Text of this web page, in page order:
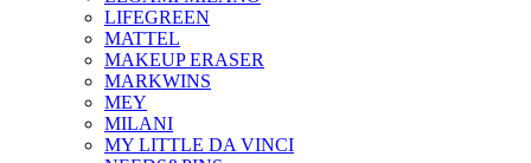
LIFEGREEN
MATTEL
MAKEUP ERASER
MARKWINS
MEY
MILANI
MY LITTLE DA VINCI